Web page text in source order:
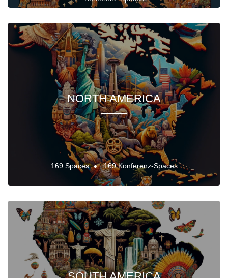
NORTH AMERICA
169 Spaces 169 Konferenz-Spaces